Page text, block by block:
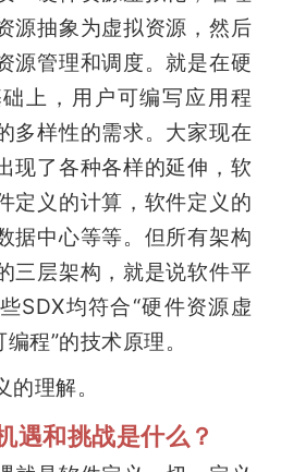
源抽象为虚拟资源，然后
源管理和调度。就是在硬
上，用户可编写应用程
多样性的需求。大家现在
现了各种各样的延伸，软
定义的计算，软件定义的
据中心等等。但所有架构
三层架构，就是说软件平
SDX均符合“硬件资源虚
程”的技术原理。
理解。
遇和挑战是什么？